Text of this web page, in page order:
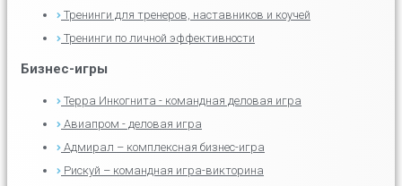
Тренинги для тренеров, наставников и коучей
Тренинги по личной эффективности
Бизнес-игры
Терра Инкогнита - командная деловая игра
Авиапром - деловая игра
Адмирал – комплексная бизнес-игра
Рискуй – командная игра-викторина